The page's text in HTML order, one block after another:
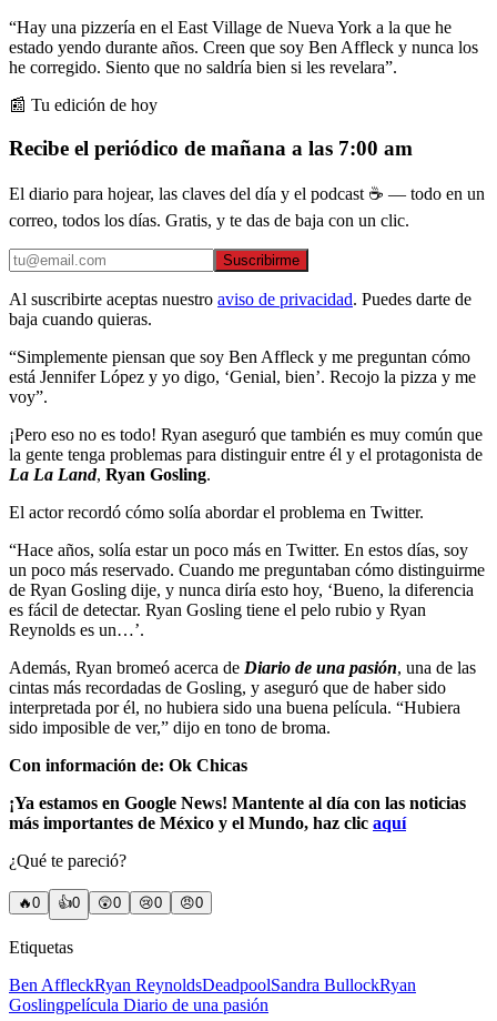
“Hay una pizzería en el East Village de Nueva York a la que he
estado yendo durante años. Creen que soy Ben Affleck y nunca los
he corregido. Siento que no saldría bien si les revelara”.
📰 Tu edición de hoy
Recibe el periódico de mañana a las 7:00 am
El diario para hojear, las claves del día y el podcast ☕ — todo en un
correo, todos los días. Gratis, y te das de baja con un clic.
Suscribirme
Al suscribirte aceptas nuestro aviso de privacidad. Puedes darte de
baja cuando quieras.
“Simplemente piensan que soy Ben Affleck y me preguntan cómo
está Jennifer López y yo digo, ‘Genial, bien’. Recojo la pizza y me
voy”.
¡Pero eso no es todo! Ryan aseguró que también es muy común que
la gente tenga problemas para distinguir entre él y el protagonista de
La La Land, Ryan Gosling.
El actor recordó cómo solía abordar el problema en Twitter.
“Hace años, solía estar un poco más en Twitter. En estos días, soy
un poco más reservado. Cuando me preguntaban cómo distinguirme
de Ryan Gosling dije, y nunca diría esto hoy, ‘Bueno, la diferencia
es fácil de detectar. Ryan Gosling tiene el pelo rubio y Ryan
Reynolds es un…’.
Además, Ryan bromeó acerca de Diario de una pasión, una de las
cintas más recordadas de Gosling, y aseguró que de haber sido
interpretada por él, no hubiera sido una buena película. “Hubiera
sido imposible de ver,” dijo en tono de broma.
Con información de: Ok Chicas
¡Ya estamos en Google News! Mantente al día con las noticias
más importantes de México y el Mundo, haz clic aquí
¿Qué te pareció?
🔥0 👍0 😲0 😢0 😠0
Etiquetas
Ben AffleckRyan ReynoldsDeadpoolSandra BullockRyan
Goslingpelícula Diario de una pasión